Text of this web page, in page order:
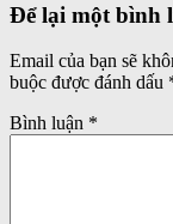
Để lại một bình
Email của bạn sẽ
buộc được đánh dấu
Bình luận *